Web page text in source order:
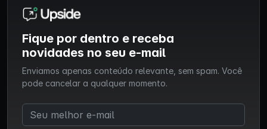
Fique por dentro e receba
novidades no seu e-mail
Enviamos apenas conteúdo relevante, sem spam. Você
pode cancelar a qualquer momento.